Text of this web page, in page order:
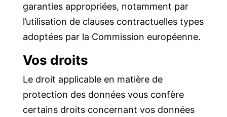
garanties appropriées, notamment par
l’utilisation de clauses contractuelles types
adoptées par la Commission européenne.
Vos droits
Le droit applicable en matière de
protection des données vous confère
certains droits concernant vos données